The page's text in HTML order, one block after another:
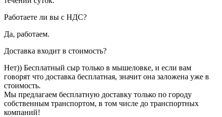
Работаете ли вы с НДС?
Да, работаем.
Доставка входит в стоимость?
Нет)) Бесплатный сыр только в мышеловке, и если вам
говорят что доставка бесплатная, значит она заложена уже в
стоимость.
Мы предлагаем бесплатную доставку только по городу
собственным транспортом, в том числе до транспортных
компаний!